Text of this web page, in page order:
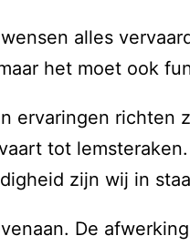
alles
het moet ook
ervaringen
tot
zijn wij in
De